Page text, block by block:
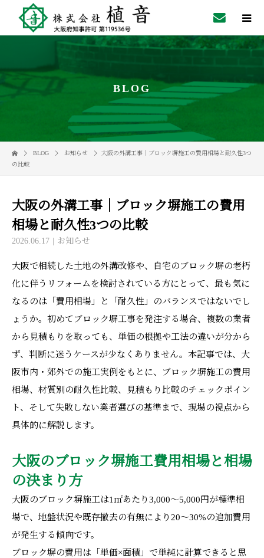
BLOG
BLOG お知らせ
大阪の外溝工事｜ブロック塀施工の費用相場と耐久性3つ
の比較
大阪の外溝工事｜ブロック塀施工の費用
相場と耐久性3つの比較
2026.06.17 お知らせ
大阪で相続した土地の外溝改修や、自宅のブロック塀の老朽
化に伴うリフォームを検討されている方にとって、最も気に
なるのは「費用相場」と「耐久性」のバランスではないでし
ょうか。初めてブロック塀工事を発注する場合、複数の業者
から見積もりを取っても、単価の根拠や工法の違いが分から
ず、判断に迷うケースが少なくありません。本記事では、大
阪市内・郊外での施工実例をもとに、ブロック塀施工の費用
相場、材質別の耐久性比較、見積もり比較のチェックポイン
ト、そして失敗しない業者選びの基準まで、現場の視点から
具体的に解説します。
大阪のブロック塀施工費用相場と相場
の決まり方
大阪のブロック塀施工は1㎡あたり3,000〜5,000円が標準相
場で、地盤状況や既存撤去の有無により20〜30%の追加費用
が発生する傾向です。
ブロック塀の費用は「単価×面積」で単純に計算できると思